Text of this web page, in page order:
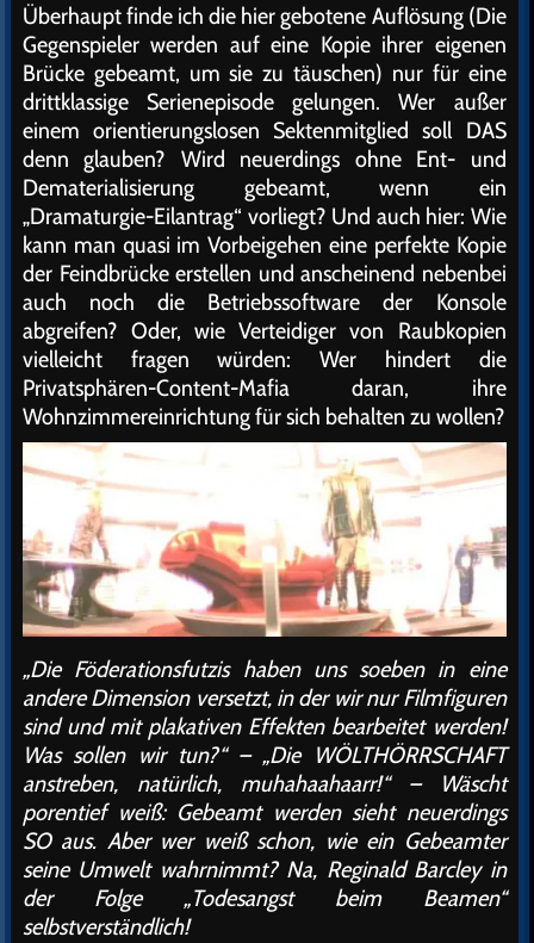
Überhaupt finde ich die hier gebotene Auflösung (Die
Gegenspieler werden auf eine Kopie ihrer eigenen
Brücke gebeamt, um sie zu täuschen) nur für eine
drittklassige Serienepisode gelungen. Wer außer
einem orientierungslosen Sektenmitglied soll DAS
denn glauben? Wird neuerdings ohne Ent- und
Dematerialisierung gebeamt, wenn ein
„Dramaturgie-Eilantrag“ vorliegt? Und auch hier: Wie
kann man quasi im Vorbeigehen eine perfekte Kopie
der Feindbrücke erstellen und anscheinend nebenbei
auch noch die Betriebssoftware der Konsole
abgreifen? Oder, wie Verteidiger von Raubkopien
vielleicht fragen würden: Wer hindert die
Privatsphären-Content-Mafia daran, ihre
Wohnzimmereinrichtung für sich behalten zu wollen?
„Die Föderationsfutzis haben uns soeben in eine
andere Dimension versetzt, in der wir nur Filmfiguren
sind und mit plakativen Effekten bearbeitet werden!
Was sollen wir tun?“ – „Die WÖLTHÖRRSCHAFT
anstreben, natürlich, muhahaahaarr!“ – Wäscht
porentief weiß: Gebeamt werden sieht neuerdings
SO aus. Aber wer weiß schon, wie ein Gebeamter
seine Umwelt wahrnimmt? Na, Reginald Barcley in
der Folge „Todesangst beim Beamen“
selbstverständlich!